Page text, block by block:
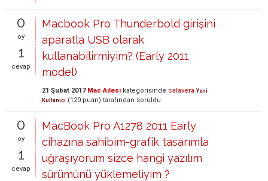
0
oy
1
cevap
Macbook Pro Thunderbold girişini
aparatla USB olarak
kullanabilirmiyim? (Early 2011
model)
21 Şubat 2017 Mac Ailesi kategorisinde calavera Yeni
Kullanıcı (120 puan) tarafından soruldu
0
oy
1
cevap
MacBook Pro A1278 2011 Early
cihazına sahibim-grafik tasarımla
uğraşıyorum sizce hangi yazılım
sürümünü yüklemeliyim ?